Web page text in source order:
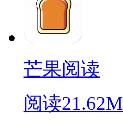
芒果阅读
阅读21.62M